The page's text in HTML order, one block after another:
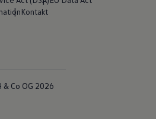
Kontakt
Co OG 2026